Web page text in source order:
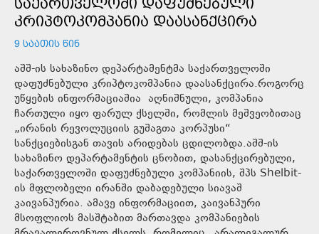
ᲡᲐᲥᲐᲠᲗᲕᲔᲚᲝᲨᲘ ᲓᲐᲤᲣᲫᲜᲔᲑᲣᲚᲘ
ᲙᲠᲘᲞᲢᲝᲙᲝᲛᲞᲐᲜᲘᲐ ᲓᲐᲐᲡᲐᲜᲥᲪᲘᲠᲐ
9 ᲡᲐᲐᲗᲘᲡ ᲬᲘᲜ
აშშ-ის სახაზინო დეპარტამენტმა საქართველოში
დაფუძნებული კრიპტოკომპანია დაასანქცირა.როგორც
უწყების ინფორმაციაშია აღნიშნული, კომპანია
ჩართული იყო ფარულ ქსელში, რომლის მეშვეობითაც
„ირანის რევოლუციის გუშაგთა კორპუსი“
სანქციებისგან თავის არიდებას ცდილობდა.აშშ-ის
სახაზინო დეპარტამენტის ცნობით, დასანქცირებული,
საქართველოში დაფუძნებული კომპანიის, შპს Shelbit-
ის მფლობელი ირანში დაბადებული სიავაშ
კაივანპურია. ამავე ინფორმაციით, კაივანპური
მსოფლიოს მასშტაბით მართავდა კომპანიების